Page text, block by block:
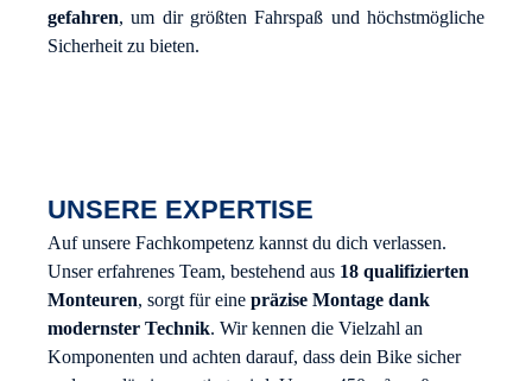
gefahren, um dir größten Fahrspaß und höchstmögliche
Sicherheit zu bieten.
UNSERE EXPERTISE
Auf unsere Fachkompetenz kannst du dich verlassen.
Unser erfahrenes Team, bestehend aus 18 qualifizierten
Monteuren, sorgt für eine präzise Montage dank
modernster Technik. Wir kennen die Vielzahl an
Komponenten und achten darauf, dass dein Bike sicher